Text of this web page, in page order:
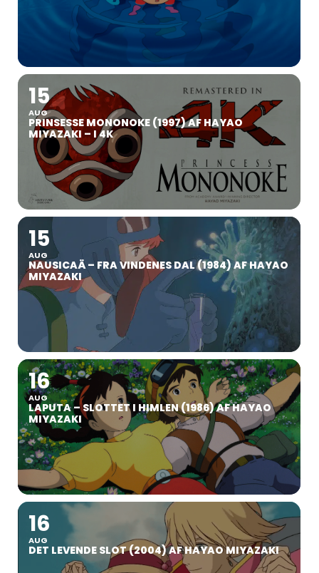
15
AUG
PRINSESSE MONONOKE (1997) AF HAYAO
MIYAZAKI – I 4K
15
AUG
NAUSICAÄ – FRA VINDENES DAL (1984) AF HAYAO
MIYAZAKI
16
AUG
LAPUTA – SLOTTET I HIMLEN (1986) AF HAYAO
MIYAZAKI
16
AUG
DET LEVENDE SLOT (2004) AF HAYAO MIYAZAKI